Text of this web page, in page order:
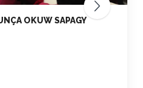
OKUW SAPAGY